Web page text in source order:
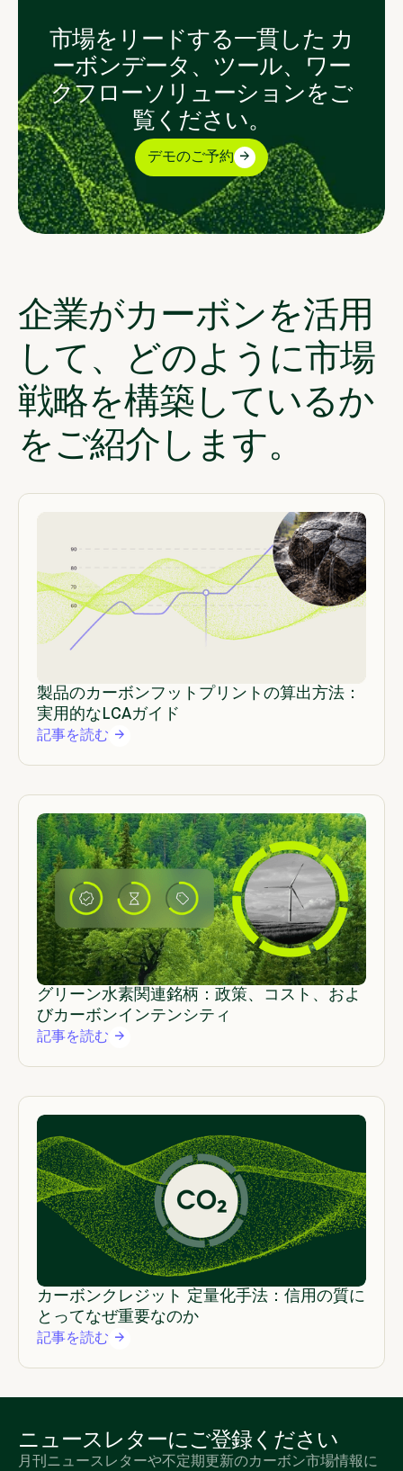
市場をリードする一貫した カ
ーボンデータ、ツール、ワー
クフローソリューションをご
覧ください。
デモのご予約
企業がカーボンを活用
して、どのように市場
戦略を構築しているか
をご紹介します。
製品のカーボンフットプリントの算出方法：
実用的なLCAガイド
記事を読む
グリーン水素関連銘柄：政策、コスト、およ
びカーボンインテンシティ
記事を読む
カーボンクレジット 定量化手法：信用の質に
とってなぜ重要なのか
記事を読む
ニュースレターにご登録ください
月刊ニュースレターや不定期更新のカーボン市場情報に